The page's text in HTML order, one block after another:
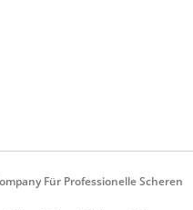
Für Professionelle Scheren